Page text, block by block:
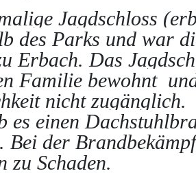
Jagdschloss
des Parks und war
Erbach. Das
Familie bewohnt
nicht zugänglich.
es einen
Bei der
zu Schaden.